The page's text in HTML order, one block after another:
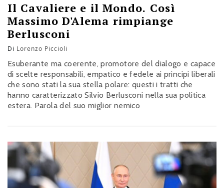
Il Cavaliere e il Mondo. Così
Massimo D'Alema rimpiange
Berlusconi
Di Lorenzo Piccioli
Esuberante ma coerente, promotore del dialogo e capace
di scelte responsabili, empatico e fedele ai principi liberali
che sono stati la sua stella polare: questi i tratti che
hanno caratterizzato Silvio Berlusconi nella sua politica
estera. Parola del suo miglior nemico